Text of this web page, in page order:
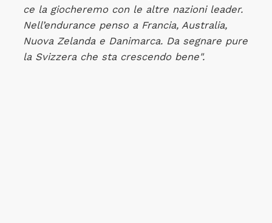
ce la giocheremo con le altre nazioni leader.
Nell’endurance penso a Francia, Australia,
Nuova Zelanda e Danimarca. Da segnare pure
la Svizzera che sta crescendo bene".